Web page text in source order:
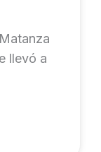
llevó a